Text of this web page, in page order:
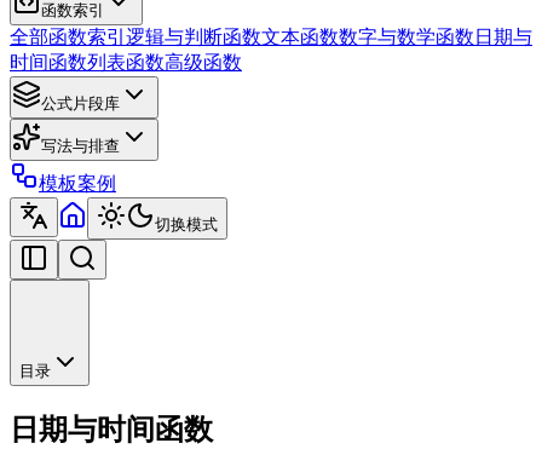
函数索引
全部函数索引 逻辑与判断函数文本函数数字与数学函数 日期与
时间函数列表函数高级函数
公式片段库
写法与排查
模板案例
切换模式
目录
日期与时间函数